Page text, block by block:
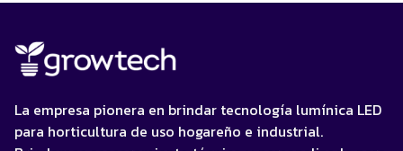
La empresa pionera en brindar tecnología lumínica LED
para horticultura de uso hogareño e industrial.